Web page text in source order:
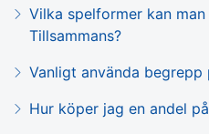
Vilka spelformer kan
Tillsammans?
Vanligt använda begrepp
Hur köper jag en andel